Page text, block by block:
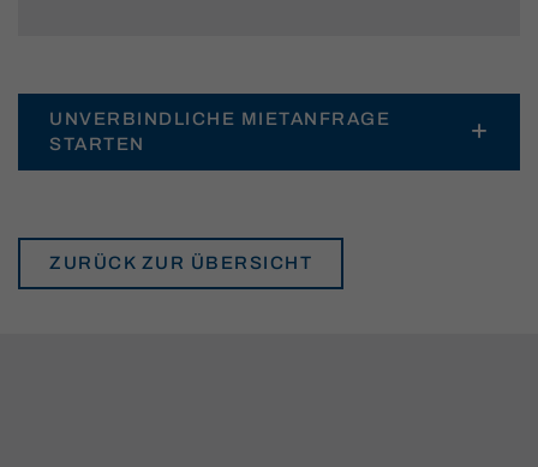
UNVERBINDLICHE MIETANFRAGE
STARTEN
ZURÜCK ZUR ÜBERSICHT